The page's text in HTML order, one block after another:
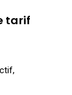
tarif